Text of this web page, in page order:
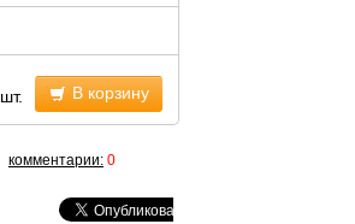
шт. В корзину
комментарии: 0